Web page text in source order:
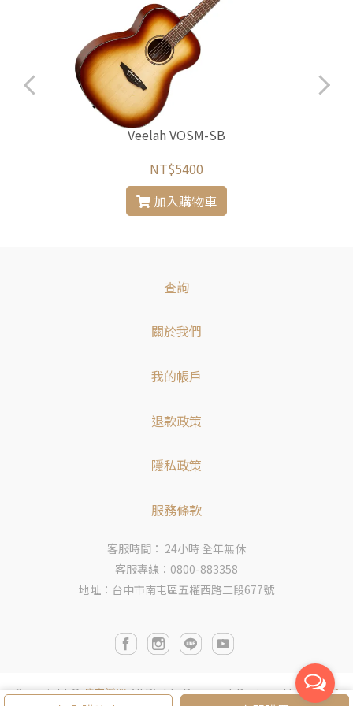
Veelah VOSM-SB
NT$5400
加入購物車
查詢
關於我們
我的帳戶
退款政策
隱私政策
服務條款
客服時間： 24小時 全年無休
客服專線：0800-883358
地址：台中市南屯區五權西路二段677號
Copyright ©弦宏樂器All Rights Reserved.Designed by CYBER